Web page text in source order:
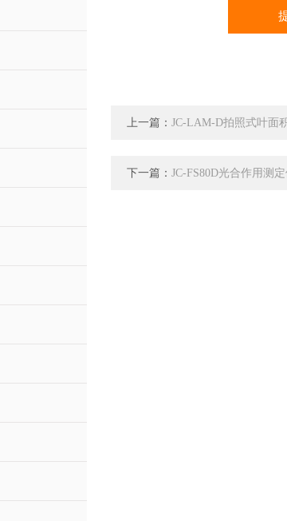
上一篇： JC-LAM-D拍照式叶面
下一篇： JC-FS80D光合作用测定